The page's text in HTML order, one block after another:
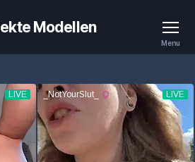
Modellen
Menu